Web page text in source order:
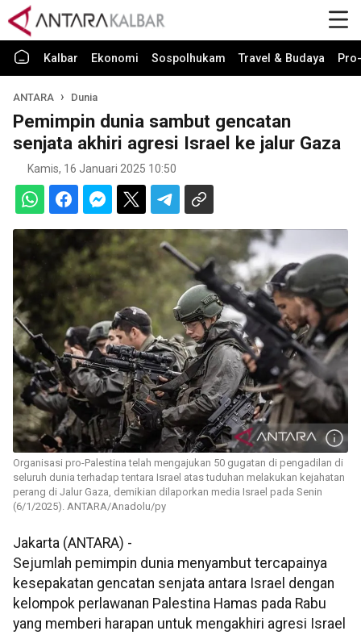
Kalbar Ekonomi Sospolhukam Travel & Budaya
ANTARA Dunia
Pemimpin dunia sambut gencatan
senjata akhiri agresi Israel ke jalur Gaza
Kamis, 16 Januari 2025 10:50
Organisasi pro-Palestina telah mengajukan 50 gugatan di pengadilan di
seluruh dunia terhadap tentara Israel atas tuduhan melakukan kejahatan
perang di Jalur Gaza, demikian dilaporkan media Israel pada Senin
(6/1/2025). ANTARA/Anadolu/py
Jakarta (ANTARA) -
Sejumlah pemimpin dunia menyambut tercapainya
kesepakatan gencatan senjata antara Israel dengan
kelompok perlawanan Palestina Hamas pada Rabu
yang memberi harapan untuk mengakhiri agresi Israel